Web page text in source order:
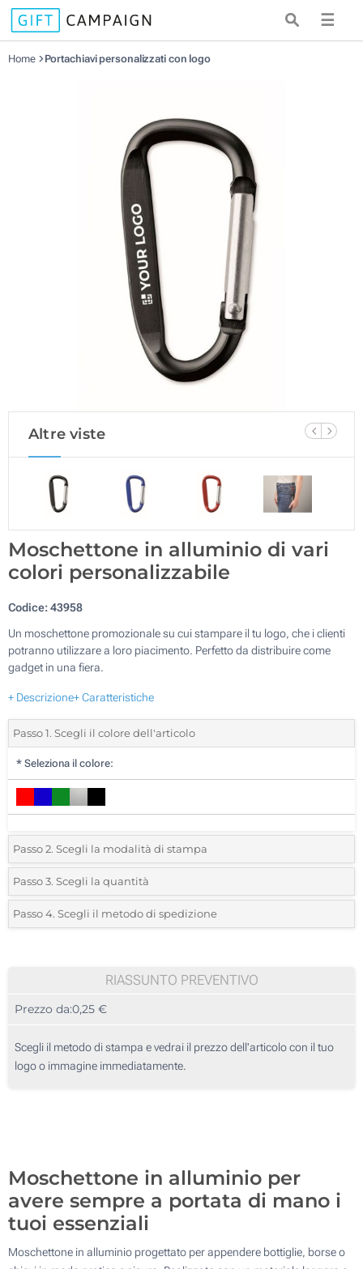
☰
Home Portachiavi personalizzati con logo
Altre viste
Moschettone in alluminio di vari
colori personalizzabile
Codice:43958
Un moschettone promozionale su cui stampare il tu logo, che i clienti
potranno utilizzare a loro piacimento. Perfetto da distribuire come
gadget in una fiera.
+ Descrizione+ Caratteristiche
Passo 1. Scegli il colore dell'articolo
* Seleziona il colore:
Passo 2. Scegli la modalità di stampa
*Seleziona la posizione di stampa e il colore del vostro logo:
1 Colore (Su un lato)
3 Colori (Su un lato)
Incisione Laser (Su un lato)
Passo 3. Scegli la quantità
*Quantità desiderata:
100
250
500
Passo 4. Scegli il metodo di spedizione
RIASSUNTO PREVENTIVO
Prezzo da:0,25 €
Scegli il metodo di stampa e vedrai il prezzo dell'articolo con il tuo
logo o immagine immediatamente.
Moschettone in alluminio per
avere sempre a portata di mano i
tuoi essenziali
Moschettone in alluminio progettato per appendere bottiglie, borse o